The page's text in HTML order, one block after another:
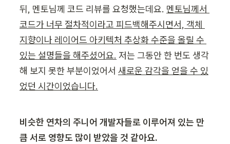
뒤, 멘토님께 코드 리뷰를 요청했는데요. 멘토님께서
코드가 너무 절차적이라고 피드백해주시면서, 객체
지향이나 레이어드 아키텍처 추상화 수준을 올릴 수
있는 설명들을 해주셨어요. 저는 그동안 한 번도 생각
해 보지 못한 부분이었어서 새로운 감각을 얻을 수 있
었던 시간이었습니다.
비슷한 연차의 주니어 개발자들로 이루어져 있는 만
큼 서로 영향도 많이 받았을 것 같아요.